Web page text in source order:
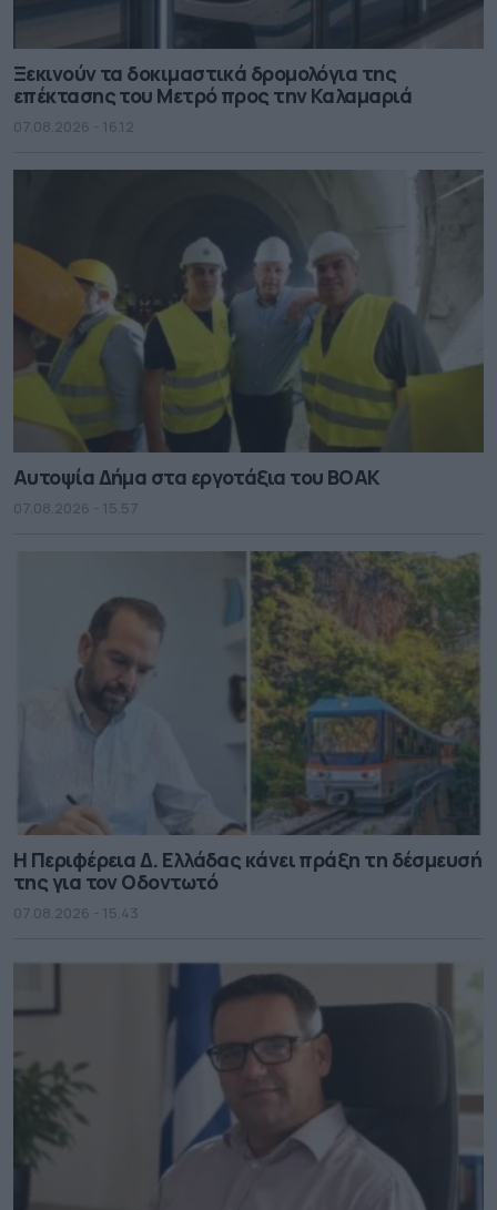
Ξεκινούν τα δοκιμαστικά δρομολόγια της
επέκτασης του Μετρό προς την Καλαμαριά
07.08.2026 - 16.12
Αυτοψία Δήμα στα εργοτάξια του ΒΟΑΚ
07.08.2026 - 15.57
Η Περιφέρεια Δ. Ελλάδας κάνει πράξη τη δέσμευσή
της για τον Οδοντωτό
07.08.2026 - 15.43